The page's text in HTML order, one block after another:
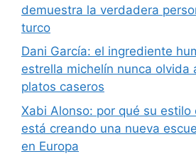
demuestra la verdadera
turco
Dani García: el ingrediente
estrella michelín nunca olvida
platos caseros
Xabi Alonso: por qué su estilo
está creando una nueva
en Europa